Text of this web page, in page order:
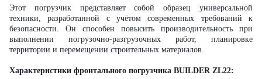
Этот погрузчикпредставляет собой образец универсальной
техники, разработанной с учётом современных требований к
безопасности. Он способен повысить производительность при
выполнении погрузочно-разгрузочных работ, планировке
территории и перемещении строительных материалов.
Характеристики фронтального погрузчика BUILDER ZL22: